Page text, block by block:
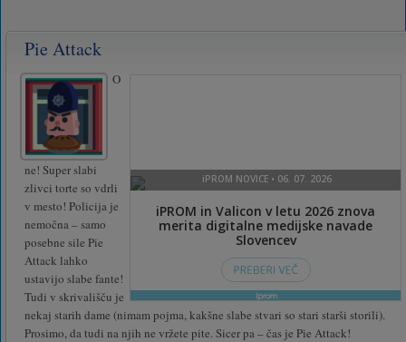
Pie Attack
O
ne! Super slabi
zlivci torte so vdrli
v mesto! Policija je
nemočna – samo
posebne sile Pie
Attack lahko
ustavijo slabe fante!
Tudi v skrivališču je
nekaj starih dame (nimam pojma, kakšne slabe stvari so stari starši storili).
Prosimo, da tudi na njih ne vržete pite. Sicer pa – čas je Pie Attack!